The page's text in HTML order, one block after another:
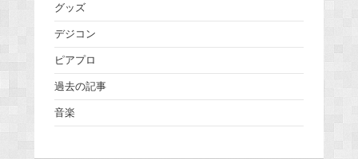
グッズ
デジコン
ピアプロ
過去の記事
音楽